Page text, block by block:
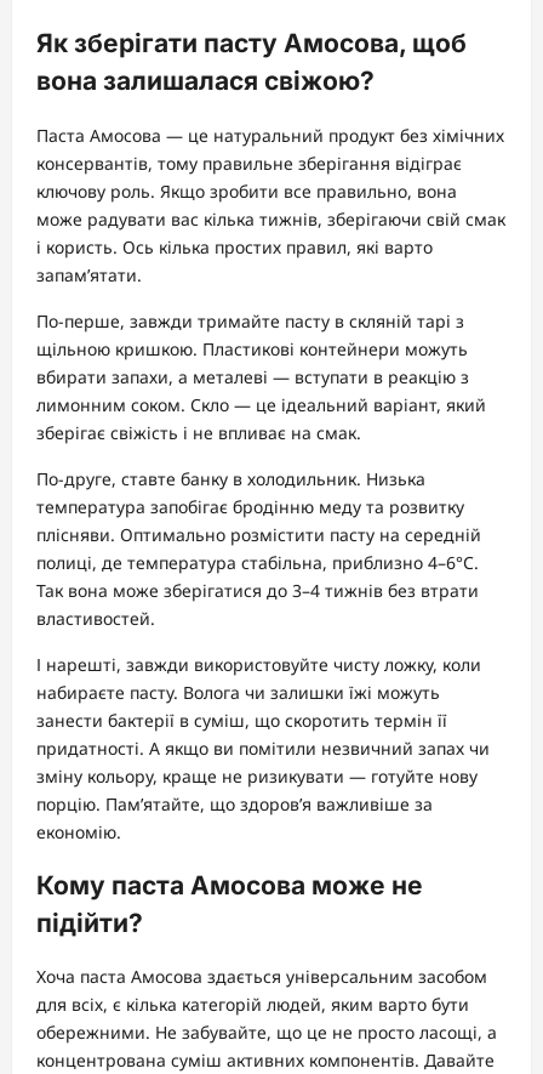
Як зберігати пасту Амосова, щоб
вона залишалася свіжою?
Паста Амосова — це натуральний продукт без хімічних
консервантів, тому правильне зберігання відіграє
ключову роль. Якщо зробити все правильно, вона
може радувати вас кілька тижнів, зберігаючи свій смак
і користь. Ось кілька простих правил, які варто
запам’ятати.
По-перше, завжди тримайте пасту в скляній тарі з
щільною кришкою. Пластикові контейнери можуть
вбирати запахи, а металеві — вступати в реакцію з
лимонним соком. Скло — це ідеальний варіант, який
зберігає свіжість і не впливає на смак.
По-друге, ставте банку в холодильник. Низька
температура запобігає бродінню меду та розвитку
плісняви. Оптимально розмістити пасту на середній
полиці, де температура стабільна, приблизно 4–6°C.
Так вона може зберігатися до 3–4 тижнів без втрати
властивостей.
І нарешті, завжди використовуйте чисту ложку, коли
набираєте пасту. Волога чи залишки їжі можуть
занести бактерії в суміш, що скоротить термін її
придатності. А якщо ви помітили незвичний запах чи
зміну кольору, краще не ризикувати — готуйте нову
порцію. Пам’ятайте, що здоров’я важливіше за
економію.
Кому паста Амосова може не
підійти?
Хоча паста Амосова здається універсальним засобом
для всіх, є кілька категорій людей, яким варто бути
обережними. Не забувайте, що це не просто ласощі, а
концентрована суміш активних компонентів. Давайте